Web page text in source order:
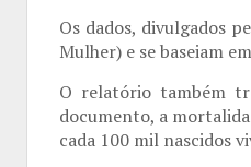
Os dados, divulgados
Mulher) e se baseiam
O relatório também
documento, a
cada 100 mil nascidos